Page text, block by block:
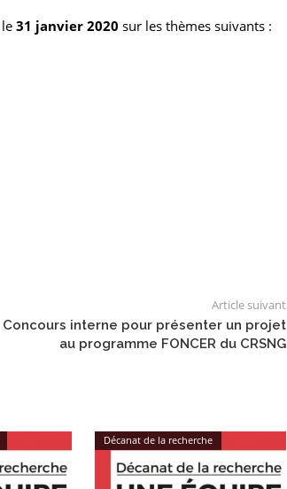
31 janvier 2020 sur les thèmes suivants :
Article suivant
Concours interne pour présenter un projet
au programme FONCER du CRSNG
Décanat de la recherche